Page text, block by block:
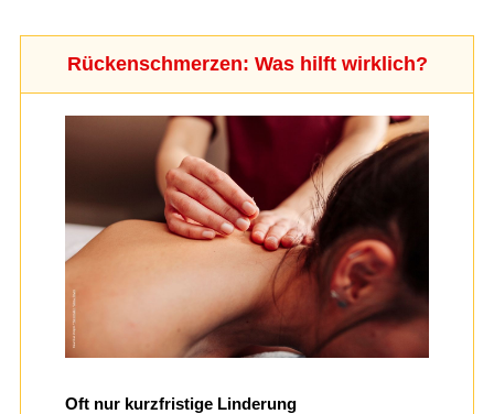
Rückenschmerzen: Was hilft wirklich?
Oft nur kurzfristige Linderung